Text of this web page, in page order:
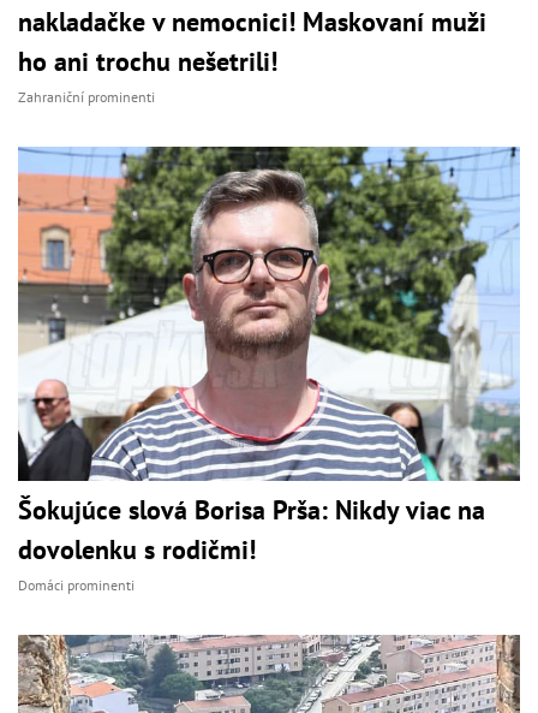
nakladačke v nemocnici! Maskovaní muži
ho ani trochu nešetrili!
Zahraniční prominenti
Šokujúce slová Borisa Prša: Nikdy viac na
dovolenku s rodičmi!
Domáci prominenti